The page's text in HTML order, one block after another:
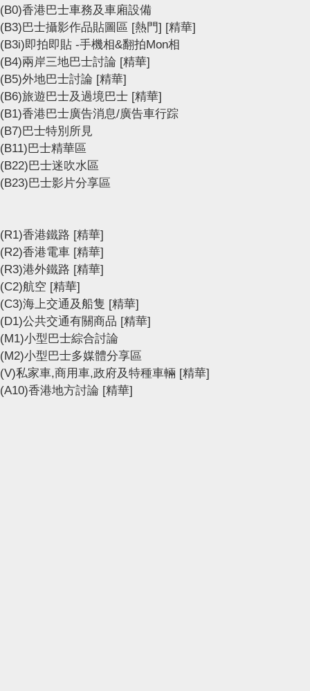
(B0)香港巴士車務及車廂設備
(B3)巴士攝影作品貼圖區 [熱門] [精華]
(B3i)即拍即貼 -手機相&翻拍Mon相
(B4)兩岸三地巴士討論 [精華]
(B5)外地巴士討論 [精華]
(B6)旅遊巴士及過境巴士 [精華]
(B1)香港巴士廣告消息/廣告車行踪
(B7)巴士特別所見
(B11)巴士精華區
(B22)巴士迷吹水區
(B23)巴士影片分享區
(R1)香港鐵路 [精華]
(R2)香港電車 [精華]
(R3)港外鐵路 [精華]
(C2)航空 [精華]
(C3)海上交通及船隻 [精華]
(D1)公共交通有關商品 [精華]
(M1)小型巴士綜合討論
(M2)小型巴士多媒體分享區
(V)私家車,商用車,政府及特種車輛 [精華]
(A10)香港地方討論 [精華]